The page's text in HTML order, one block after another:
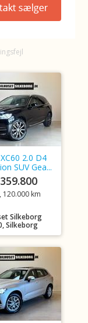
2.0 D4
SUV Gea...
120.000 km
Silkeborg
Silkeborg